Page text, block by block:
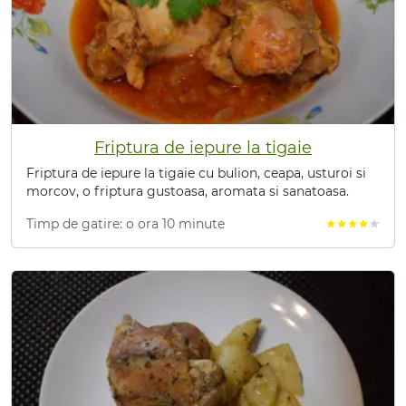
Friptura de iepure la tigaie
Friptura de iepure la tigaie cu bulion, ceapa, usturoi si
morcov, o friptura gustoasa, aromata si sanatoasa.
Timp de gatire: o ora 10 minute
starstarstarstar star